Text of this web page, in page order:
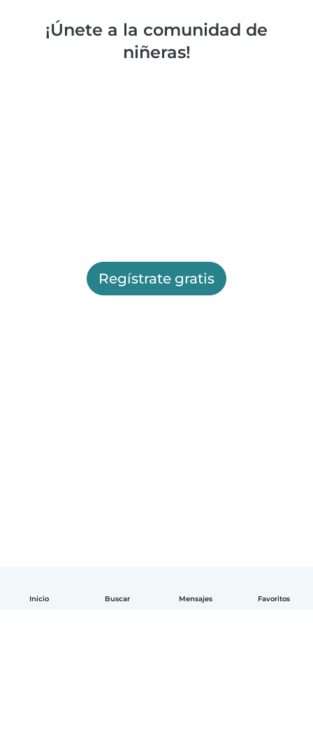
Inicio Buscar Mensajes Favoritos
¡Únete a la comunidad de
niñeras!
Regístrate gratis